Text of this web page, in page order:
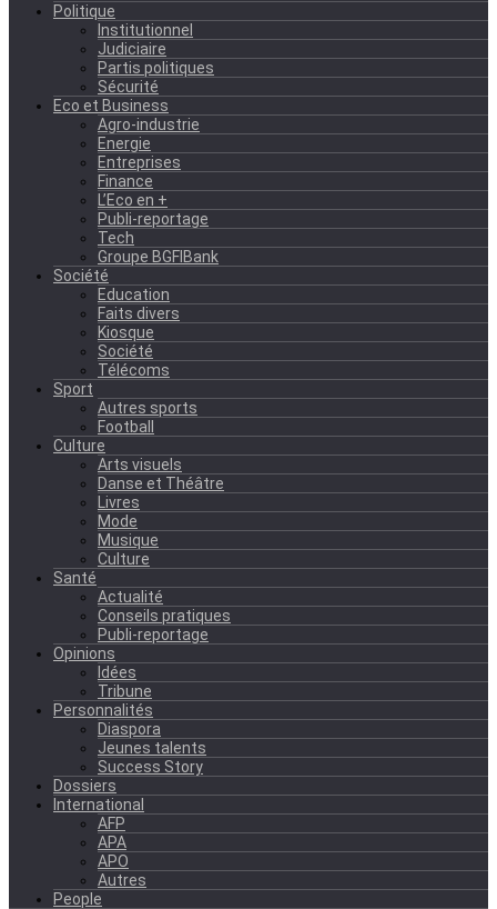
Politique
Institutionnel
Judiciaire
Partis politiques
Sécurité
Eco et Business
Agro-industrie
Energie
Entreprises
Finance
L’Eco en +
Publi-reportage
Tech
Groupe BGFIBank
Société
Education
Faits divers
Kiosque
Société
Télécoms
Sport
Autres sports
Football
Culture
Arts visuels
Danse et Théâtre
Livres
Mode
Musique
Culture
Santé
Actualité
Conseils pratiques
Publi-reportage
Opinions
Idées
Tribune
Personnalités
Diaspora
Jeunes talents
Success Story
Dossiers
International
AFP
APA
APO
Autres
People